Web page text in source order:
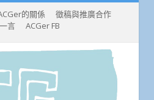
的關係
徵稿與推廣合作
言
ACGer FB